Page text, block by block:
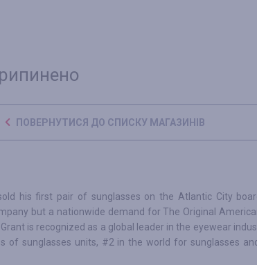
ПОВЕРНУТИСЯ ДО СПИСКУ МАГАЗИНІВ
his first pair of sunglasses on the Atlantic City
but a nationwide demand for The Original
is recognized as a global leader in the eyewear
of sunglasses units, #2 in the world for sunglasses